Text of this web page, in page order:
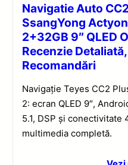
Navigatie Auto
SsangYong
2+32GB 9″ QLED
Recenzie
Recomandări
Navigație Teyes CC2
2: ecran QLED 9″,
5.1, DSP și
multimedia completă.